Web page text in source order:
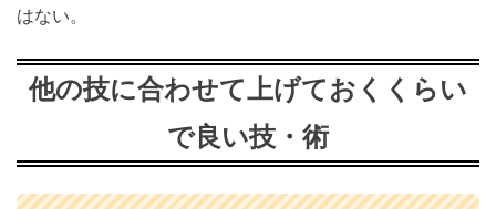
はない。
他の技に合わせて上げておくくらい
で良い技・術